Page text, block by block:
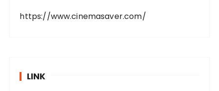
https://www.cinemasaver.com/
LINK